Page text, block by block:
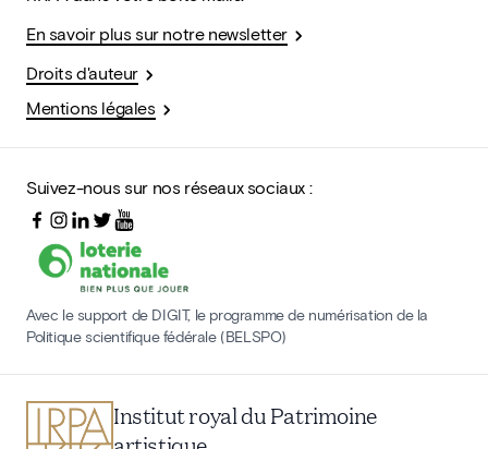
En savoir plus sur notre newsletter
Droits d'auteur
Mentions légales
Suivez-nous sur nos réseaux sociaux :
Avec le support de DIGIT, le programme de numérisation de la
Politique scientifique fédérale (BELSPO)
Institut royal du Patrimoine